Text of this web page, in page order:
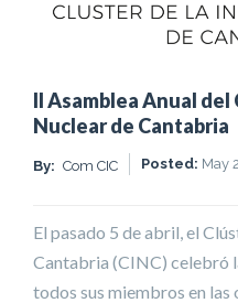
II Asamblea Anual
Nuclear de Cantabria
By: Com CIC Posted: May
El pasado 5 de abril, el
Cantabria (CINC) celebró
todos sus miembros en las